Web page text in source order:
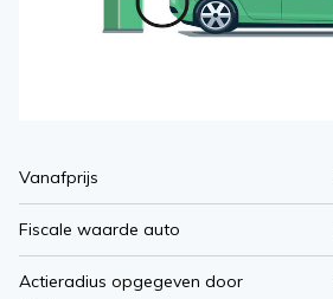
Vanafprijs
Fiscale waarde auto
Actieradius opgegeven door